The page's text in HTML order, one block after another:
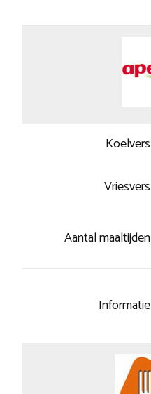
Koelvers
Vriesvers
Aantal maaltijden
Informatie